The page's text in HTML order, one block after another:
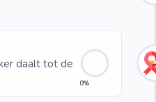
daalt tot de
0%